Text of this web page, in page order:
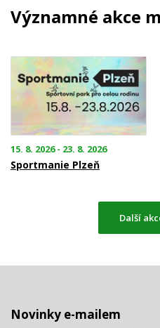
Významné akce
15. 8. 2026 - 23. 8. 2026
Sportmanie Plzeň
Další
Novinky e-mailem